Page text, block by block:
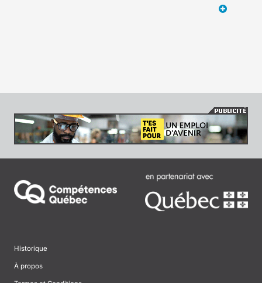
Historique
À propos